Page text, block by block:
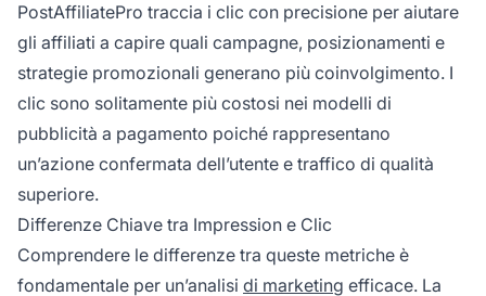
PostAffiliatePro traccia i clic con precisione per aiutare
gli affiliati a capire quali campagne, posizionamenti e
strategie promozionali generano più coinvolgimento. I
clic sono solitamente più costosi nei modelli di
pubblicità a pagamento poiché rappresentano
un’azione confermata dell’utente e traffico di qualità
superiore.
Differenze Chiave tra Impression e Clic
Comprendere le differenze tra queste metriche è
fondamentale per un’analisi di marketing efficace. La